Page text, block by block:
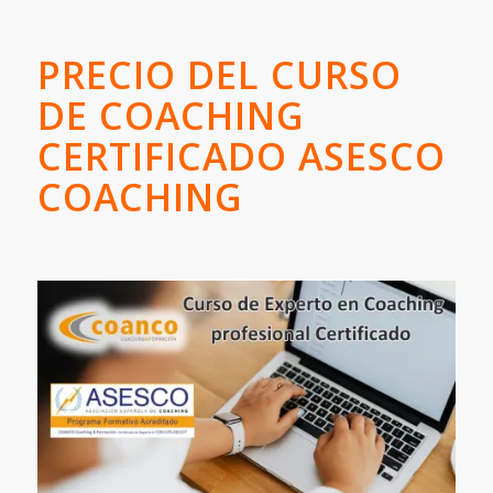
PRECIO DEL CURSO
DE COACHING
CERTIFICADO ASESCO
COACHING